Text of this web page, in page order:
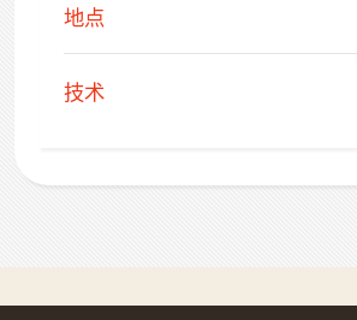
地点
技术